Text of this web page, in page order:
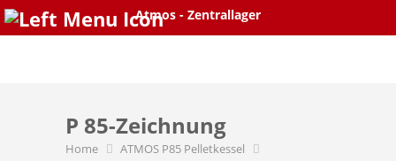
P 85-Zeichnung
Home
ATMOS P85 Pelletkessel
Atmos - Zentrallager